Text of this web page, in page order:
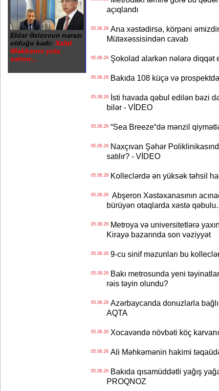
Eldar Əzizovun narazı
olduğu kadr: Xalid
Ələkbərov yola
salınır...
açıqlandı
05.08.26Ana xəstədirsə, körpəni
Mütəxəssisindən cavab
05.08.26Şokolad alarkən nələrə diqqət
05.08.26Bakıda 108 küçə və
05.08.26İsti havada qəbul edilən bəzi
bilər - VİDEO
05.08.26“Sea Breeze“də mənzil
05.08.26Naxçıvan Şəhər
satılır? - VİDEO
05.08.26Kolleclərdə ən yüksək təhsil
05.08.26Abşeron Xəstəxanasının
bürüyən otaqlarda xəstə
05.08.26Metroya və universitetlərə
Kirayə bazarında son vəziyyət
05.08.269-cu sinif məzunları bu
05.08.26Bakı metrosunda yeni
rəis təyin olundu?
05.08.26Azərbaycanda donuzlarla
AQTA
05.08.26Xocavəndə növbəti köç
05.08.26Ali Məhkəmənin hakimi
05.08.26Bakıda qısamüddətli yağış
PROQNOZ